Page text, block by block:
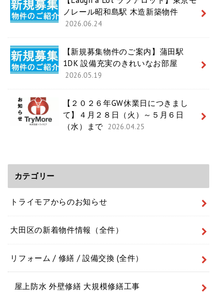
ノレール昭和島駅 木造新築物件
2026.06.24
【新規募集物件のご案内】蒲田駅
1DK 設備充実のきれいなお部屋
2026.05.19
【２０２６年GW休業日につきまし
て】４月２８日（火）～５月６日
（水）まで 2026.04.25
カテゴリー
トライモアからのお知らせ
大田区の新着物件情報（全件）
リフォーム / 修繕 / 設備交換 (全件）
屋上防水 外壁修繕 大規模修繕工事